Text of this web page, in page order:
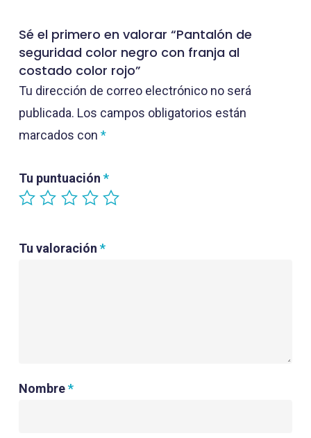
Sé el primero en valorar “Pantalón de
seguridad color negro con franja al
costado color rojo”
Tu dirección de correo electrónico no será
publicada. Los campos obligatorios están
marcados con *
Tu puntuación *
Tu valoración *
Nombre*